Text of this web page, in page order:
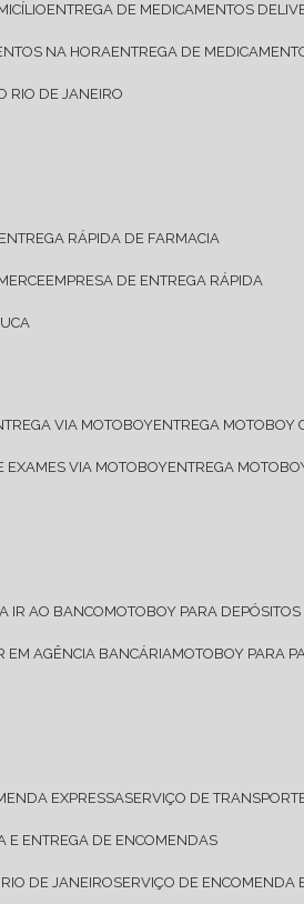
ENTREGA DE MEDICAMENTOS
NA HORA ENTREGA DE
RIO DE JANEIRO
ENTREGA RÁPIDA DE FARMACIA
EMPRESA DE ENTREGA RÁPIDA
VIA MOTOBOY ENTREGA MOTOBOY
EXAMES VIA MOTOBOY ENTREGA
IR AO BANCO MOTOBOY PARA
EM AGÊNCIA BANCÁRIA MOTOBOY PARA
EXPRESSA SERVIÇO DE
E ENTREGA DE ENCOMENDAS
DE JANEIRO SERVIÇO DE